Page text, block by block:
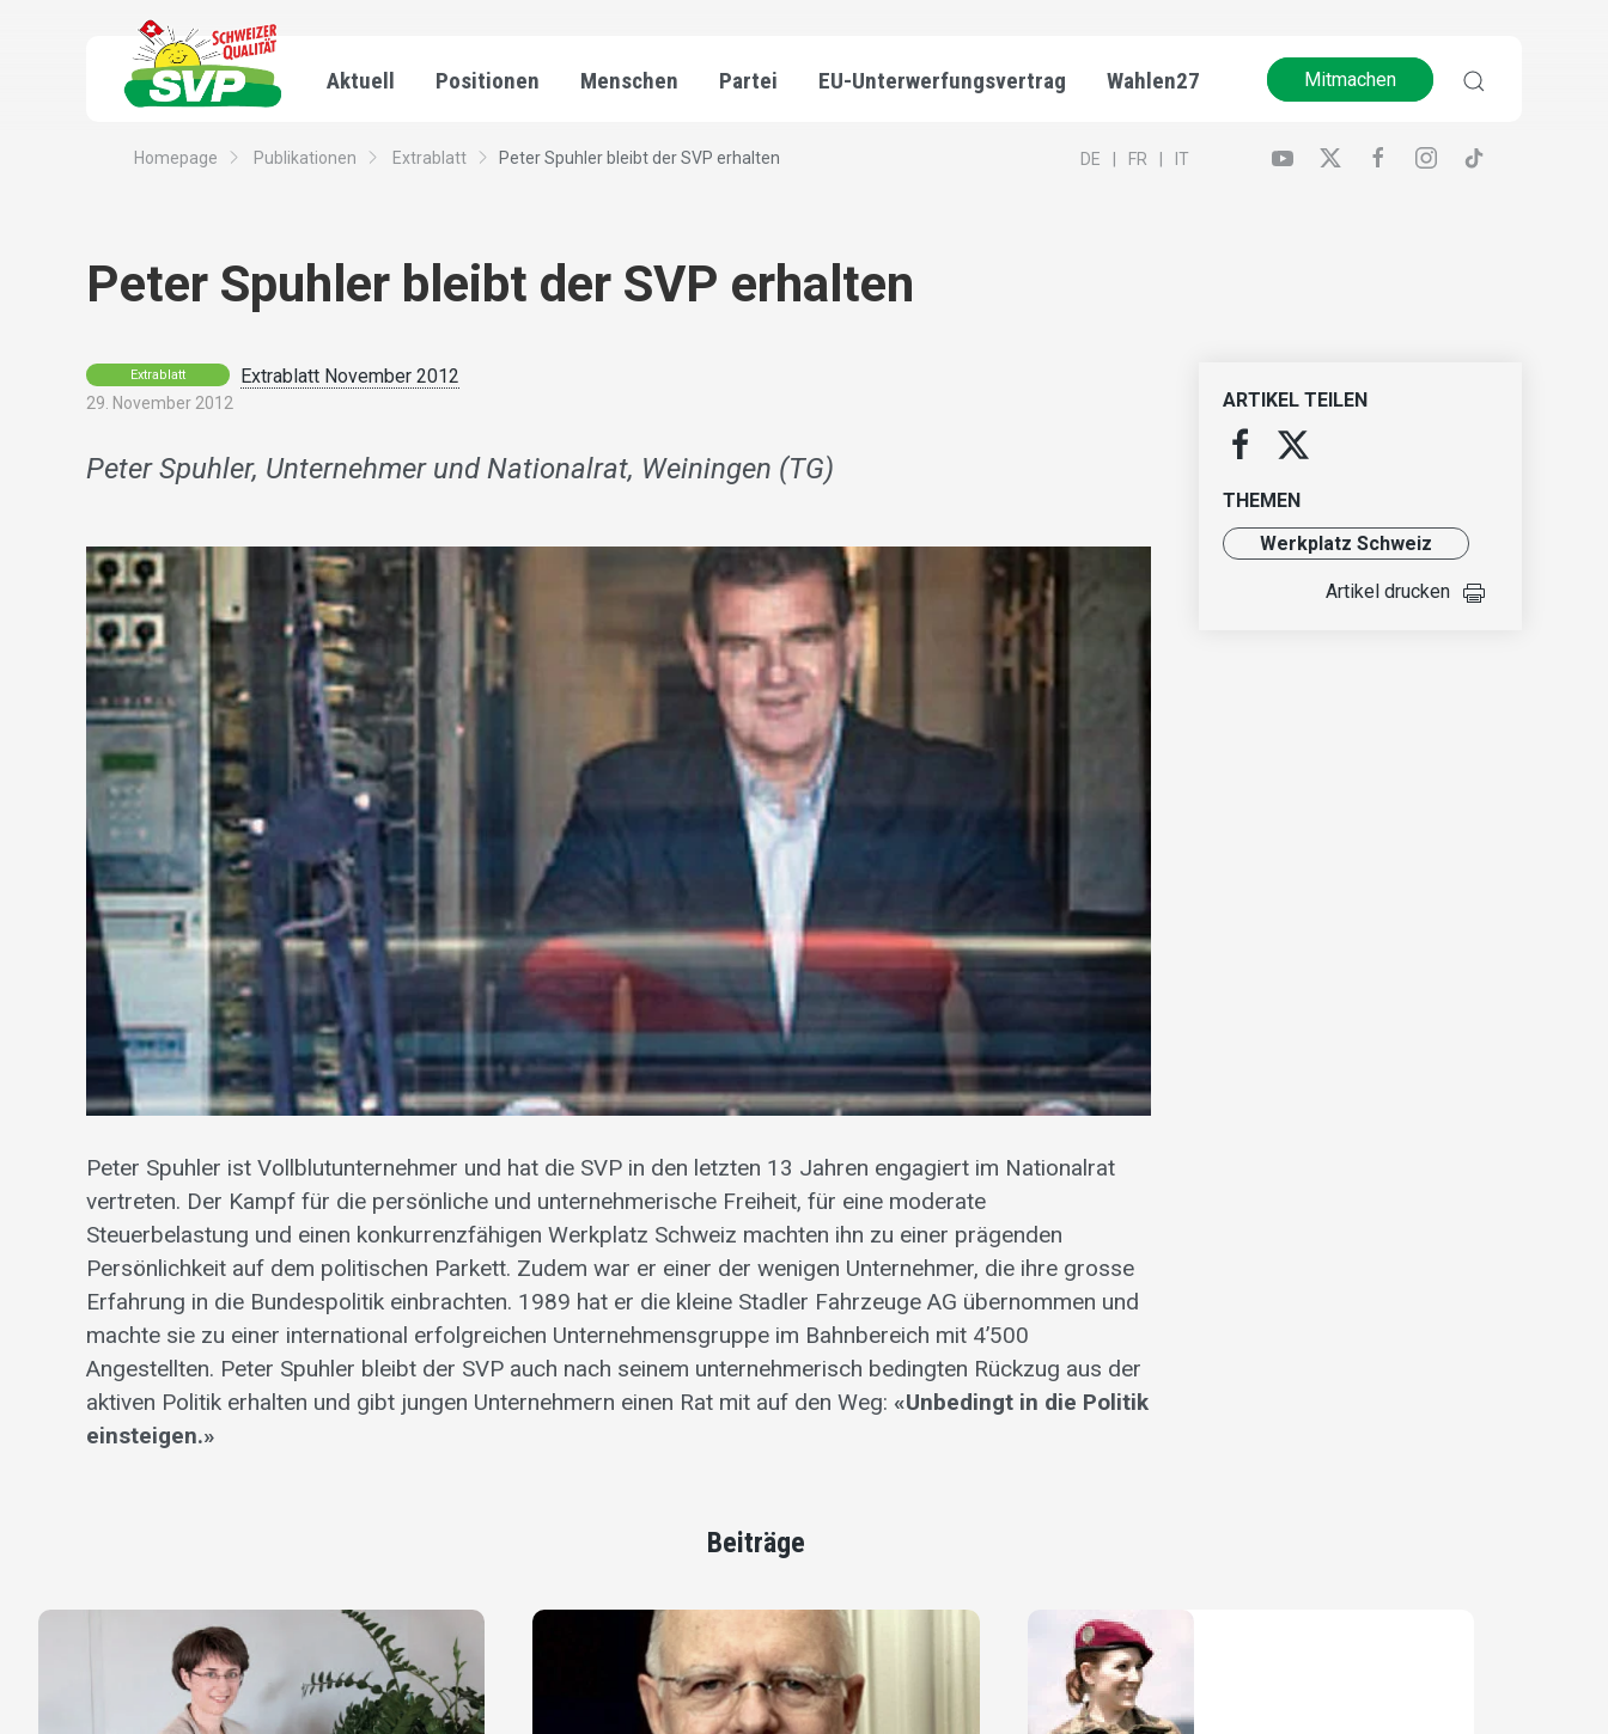
Aktuell Positionen Menschen Partei EU-Unterwerfungsvertrag Wahlen27 Mitmachen
Homepage Publikationen Extrablatt Peter Spuhler bleibt der SVP erhalten DE FR IT
Peter Spuhler bleibt der SVP erhalten
Extrablatt Extrablatt November 2012
29. November 2012
Peter Spuhler, Unternehmer und Nationalrat, Weiningen (TG)
Peter Spuhler ist Vollblutunternehmer und hat die SVP in den letzten 13 Jahren engagiert im Nationalrat
vertreten. Der Kampf für die persönliche und unternehmerische Freiheit, für eine moderate
Steuerbelastung und einen konkurrenzfähigen Werkplatz Schweiz machten ihn zu einer prägenden
Persönlichkeit auf dem politischen Parkett. Zudem war er einer der wenigen Unternehmer, die ihre grosse
Erfahrung in die Bundespolitik einbrachten. 1989 hat er die kleine Stadler Fahrzeuge AG übernommen und
machte sie zu einer international erfolgreichen Unternehmensgruppe im Bahnbereich mit 4’500
Angestellten. Peter Spuhler bleibt der SVP auch nach seinem unternehmerisch bedingten Rückzug aus der
aktiven Politik erhalten und gibt jungen Unternehmern einen Rat mit auf den Weg: «Unbedingt in die Politik
einsteigen.»
ARTIKEL TEILEN
THEMEN
Werkplatz Schweiz
Artikel drucken
Beiträge